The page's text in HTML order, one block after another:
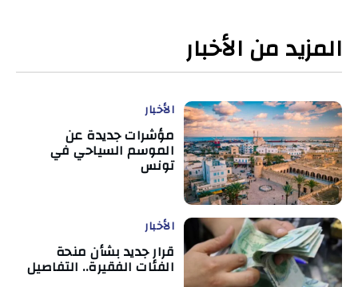
المزيد من الأخبار
الأخبار
مؤشرات جديدة عن
الموسم السياحي في
تونس
الأخبار
قرار جديد بشأن منحة
الفئات الفقيرة.. التفاصيل